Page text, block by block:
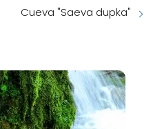
Cueva "Saeva dupka"